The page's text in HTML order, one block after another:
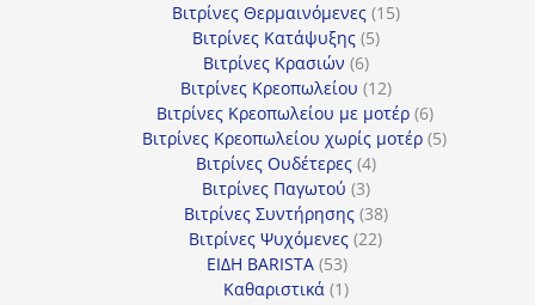
Βιτρίνες Θερμαινόμενες 1515
Βιτρίνες Κατάψυξης 55
Βιτρίνες Κρασιών 66
προϊόντα
Βιτρίνες Κρεοπωλείου 1212
προϊόντα
Βιτρίνες Κρεοπωλείου με μοτέρ 66
προϊόντα
Βιτρίνες Κρεοπωλείου χωρίς μοτέρ 55
Βιτρίνες Ουδέτερες 44
προϊόντα
Βιτρίνες Παγωτού 33
προϊόντα
Βιτρίνες Συντήρησης 3838
προϊόντα
Βιτρίνες Ψυχόμενες 2222
ΕΙΔΗ BARISTA 5353
προϊόντα
Καθαριστικά 11